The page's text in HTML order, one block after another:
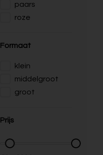
paars
roze
Formaat
klein
middelgroot
groot
Prijs